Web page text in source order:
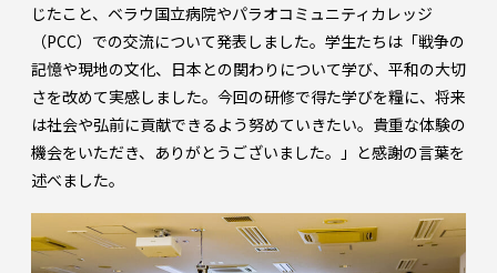
じたこと、ベラウ国立病院やパラオコミュニティカレッジ
（PCC）での交流について発表しました。学生たちは「戦争の
記憶や現地の文化、日本との関わりについて学び、平和の大切
さを改めて実感しました。今回の研修で得た学びを糧に、将来
は社会や弘前に貢献できるよう努めていきたい。貴重な体験の
機会をいただき、ありがとうございました。」と感謝の言葉を
述べました。